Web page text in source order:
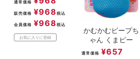
通常価格
販売価格 ¥968 税込
会員価格 ¥968 税込
お気に入りに登録
かむかむビープち
ゃん くまピー
通常価格 ¥657